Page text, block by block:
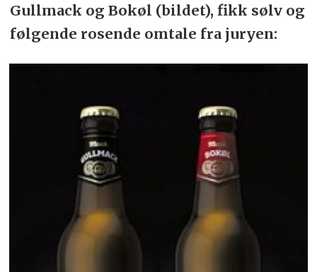
Gullmack og Bokøl (bildet), fikk sølv og
følgende rosende omtale fra juryen: